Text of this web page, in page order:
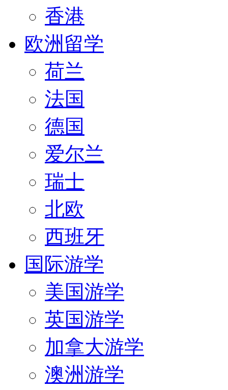
香港
欧洲留学
荷兰
法国
德国
爱尔兰
瑞士
北欧
西班牙
国际游学
美国游学
英国游学
加拿大游学
澳洲游学